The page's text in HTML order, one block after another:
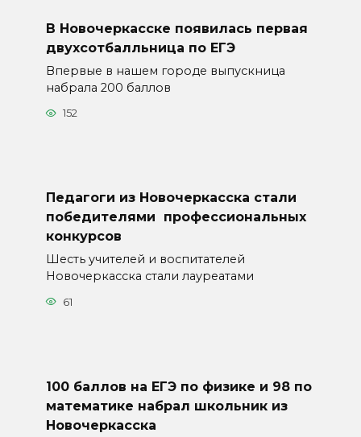
В Новочеркасске появилась первая
двухсотбалльница по ЕГЭ
Впервые в нашем городе выпускница
набрала 200 баллов
152
Педагоги из Новочеркасска стали
победителями профессиональных
конкурсов
Шесть учителей и воспитателей
Новочеркасска стали лауреатами
61
100 баллов на ЕГЭ по физике и 98 по
математике набрал школьник из
Новочеркасска